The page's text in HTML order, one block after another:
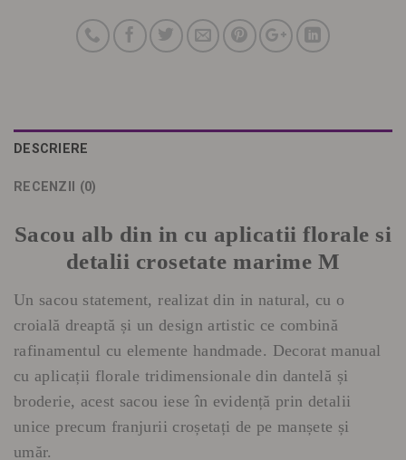
DESCRIERE
RECENZII (0)
Sacou alb din in cu aplicatii florale si
detalii crosetate marime M
Un sacou statement, realizat din in natural, cu o
croială dreaptă și un design artistic ce combină
rafinamentul cu elemente handmade. Decorat manual
cu aplicații florale tridimensionale din dantelă și
broderie, acest sacou iese în evidență prin detalii
unice precum franjurii croșetați de pe manșete și
umăr.